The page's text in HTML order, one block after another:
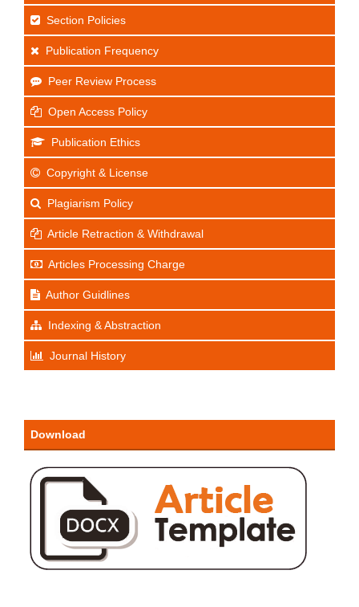
Section Policies
Publication Frequency
Peer Review Process
Open Access Policy
Publication Ethics
Copyright & License
Plagiarism Policy
Article Retraction & Withdrawal
Articles Processing Charge
Author Guidlines
Indexing & Abstraction
Journal History
Download